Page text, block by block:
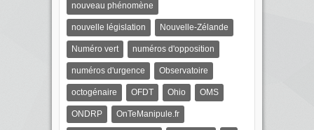
nouveau phénomène
nouvelle législation Nouvelle-Zélande
Numéro vert numéros d'opposition
numéros d'urgence Observatoire
octogénaire OFDT Ohio OMS
ONDRP OnTeManipule.fr